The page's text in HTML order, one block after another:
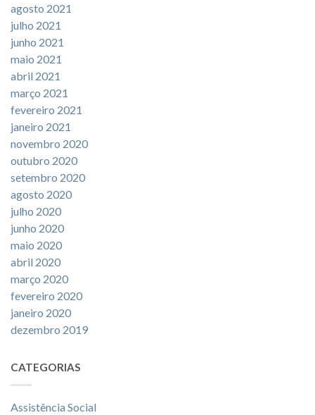
agosto 2021
julho 2021
junho 2021
maio 2021
abril 2021
março 2021
fevereiro 2021
janeiro 2021
novembro 2020
outubro 2020
setembro 2020
agosto 2020
julho 2020
junho 2020
maio 2020
abril 2020
março 2020
fevereiro 2020
janeiro 2020
dezembro 2019
CATEGORIAS
Assistência Social